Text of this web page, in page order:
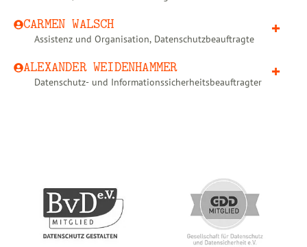
CARMEN WALSCH
Assistenz und Organisation, Datenschutzbeauftragte
ALEXANDER WEIDENHAMMER
Datenschutz- und Informationssicherheitsbeauftragter